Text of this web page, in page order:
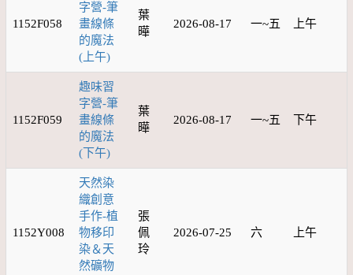
1152F058
字營-筆
畫線條
的魔法
(上午)
葉
曄
2026-08-17 一~五 上午
1152F059
趣味習
字營-筆
畫線條
的魔法
(下午)
葉
曄
2026-08-17 一~五 下午
1152Y008
天然染
織創意
手作-植
物移印
染＆天
然礦物
張
佩
玲
2026-07-25 六 上午